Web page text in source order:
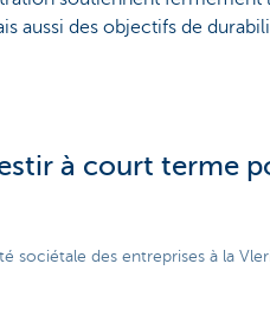
aussi des objectifs de
à court terme
sociétale des entreprises à la